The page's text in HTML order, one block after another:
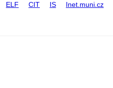
ELF CIT IS Inet.muni.cz